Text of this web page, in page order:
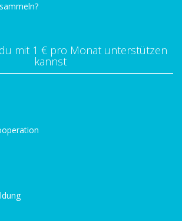
sammeln?
mit 1 € pro Monat unterstützen
kannst